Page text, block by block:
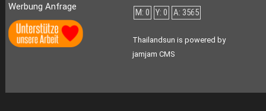
Werbung Anfrage
M: 0 Y: 0 A: 3565
Thailandsun is powered by
jamjam CMS